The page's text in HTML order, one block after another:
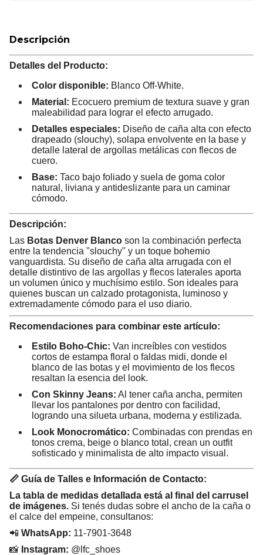
Descripción
Detalles del Producto:
Color disponible: Blanco Off-White.
Material: Ecocuero premium de textura suave y gran
maleabilidad para lograr el efecto arrugado.
Detalles especiales: Diseño de caña alta con efecto
drapeado (slouchy), solapa envolvente en la base y
detalle lateral de argollas metálicas con flecos de
cuero.
Base: Taco bajo foliado y suela de goma color
natural, liviana y antideslizante para un caminar
cómodo.
Descripción:
Las Botas Denver Blanco son la combinación perfecta
entre la tendencia "slouchy" y un toque bohemio
vanguardista. Su diseño de caña alta arrugada con el
detalle distintivo de las argollas y flecos laterales aporta
un volumen único y muchísimo estilo. Son ideales para
quienes buscan un calzado protagonista, luminoso y
extremadamente cómodo para el uso diario.
Recomendaciones para combinar este artículo:
Estilo Boho-Chic: Van increíbles con vestidos
cortos de estampa floral o faldas midi, donde el
blanco de las botas y el movimiento de los flecos
resaltan la esencia del look.
Con Skinny Jeans: Al tener caña ancha, permiten
llevar los pantalones por dentro con facilidad,
logrando una silueta urbana, moderna y estilizada.
Look Monocromático: Combinadas con prendas en
tonos crema, beige o blanco total, crean un outfit
sofisticado y minimalista de alto impacto visual.
📏 Guía de Talles e Información de Contacto:
La tabla de medidas detallada está al final del carrusel
de imágenes. Si tenés dudas sobre el ancho de la caña o
el calce del empeine, consultanos:
📲 WhatsApp: 11-7901-3648
📸 Instagram: @lfc_shoes